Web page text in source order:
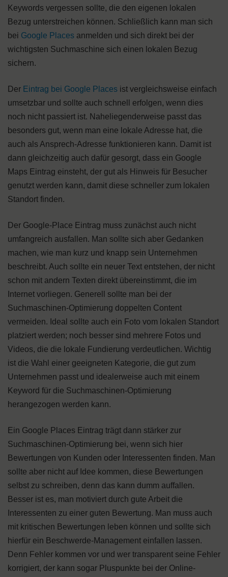
Keywords vergessen sollte, die den eigenen lokalen
Bezug unterstreichen können. Schließlich kann man sich
bei Google Places anmelden und sich direkt bei der
wichtigsten Suchmaschine sich einen lokalen Bezug
sichern.
Der Eintrag bei Google Places ist vergleichsweise einfach
umsetzbar und sollte auch schnell erfolgen, wenn dies
noch nicht passiert ist. Naheliegenderweise passt das
besonders gut, wenn man eine lokale Adresse hat, die
auch als Ansprech-Adresse funktionieren kann. Damit ist
dann gleichzeitig auch dafür gesorgt, dass ein Google
Maps Eintrag einsteht, der gut als Hinweis für Besucher
genutzt werden kann, damit diese schneller zum lokalen
Standort finden.
Der Google-Place Eintrag muss zunächst auch nicht
umfangreich ausfallen. Man sollte sich aber Gedanken
machen, wie man kurz und knapp sein Unternehmen
beschreibt. Auch sollte ein neuer Text entstehen, der nicht
schon mit andern Texten direkt übereinstimmt, die im
Internet vorliegen. Generell sollte man bei der
Suchmaschinen-Optimierung doppelten Content
vermeiden. Ideal sollte auch ein Foto vom lokalen Standort
platziert werden; noch besser sind mehrere Fotos und
Videos, die die lokale Fundierung verdeutlichen. Wichtig
ist die Wahl einer geeigneten Kategorie, die gut zum
Unternehmen passt und idealerweise auch mit einem
Keyword für die Suchmaschinen-Optimierung
herangezogen werden kann.
Ein Google Places Eintrag trägt dann stärker zur
Suchmaschinen-Optimierung bei, wenn sich hier
Bewertungen von Kunden oder Interessenten finden. Man
sollte aber nicht auf Idee kommen, diese Bewertungen
selbst zu schreiben, denn das kann dumm auffallen.
Besser ist es, man motiviert durch gute Arbeit die
Interessenten zu einer guten Bewertung. Man muss auch
mit kritischen Bewertungen leben können und sollte sich
hierfür ein Beschwerde-Management einfallen lassen.
Denn Fehler kommen vor und wer transparent seine Fehler
korrigiert, der kann sogar Pluspunkte bei der Online-